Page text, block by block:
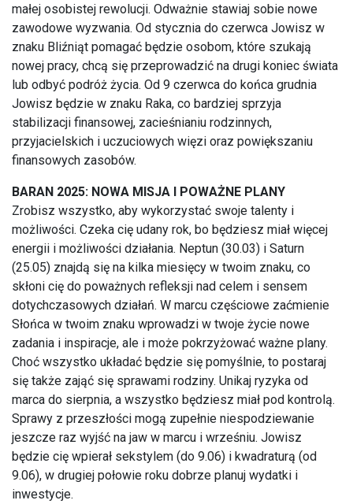
małej osobistej rewolucji. Odważnie stawiaj sobie nowe
zawodowe wyzwania. Od stycznia do czerwca Jowisz w
znaku Bliźniąt pomagać będzie osobom, które szukają
nowej pracy, chcą się przeprowadzić na drugi koniec świata
lub odbyć podróż życia. Od 9 czerwca do końca grudnia
Jowisz będzie w znaku Raka, co bardziej sprzyja
stabilizacji finansowej, zacieśnianiu rodzinnych,
przyjacielskich i uczuciowych więzi oraz powiększaniu
finansowych zasobów.
BARAN 2025: NOWA MISJA I POWAŻNE PLANY
Zrobisz wszystko, aby wykorzystać swoje talenty i
możliwości. Czeka cię udany rok, bo będziesz miał więcej
energii i możliwości działania. Neptun (30.03) i Saturn
(25.05) znajdą się na kilka miesięcy w twoim znaku, co
skłoni cię do poważnych refleksji nad celem i sensem
dotychczasowych działań. W marcu częściowe zaćmienie
Słońca w twoim znaku wprowadzi w twoje życie nowe
zadania i inspiracje, ale i może pokrzyżować ważne plany.
Choć wszystko układać będzie się pomyślnie, to postaraj
się także zająć się sprawami rodziny. Unikaj ryzyka od
marca do sierpnia, a wszystko będziesz miał pod kontrolą.
Sprawy z przeszłości mogą zupełnie niespodziewanie
jeszcze raz wyjść na jaw w marcu i wrześniu. Jowisz
będzie cię wpierał sekstylem (do 9.06) i kwadraturą (od
9.06), w drugiej połowie roku dobrze planuj wydatki i
inwestycje.